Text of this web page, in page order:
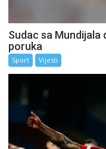
Sudac sa
poruka
Sport Vijesti